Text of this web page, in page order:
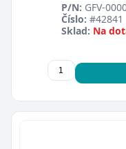
P/N: GFV-
Číslo: #42841
Sklad: Na